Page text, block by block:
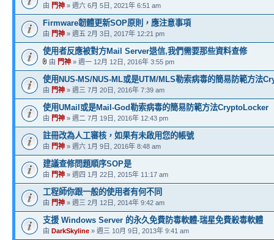
由 門神 » 週六 6月 5日, 2021年 6:51 am
Firmware韌體更新SOP原則，應注意事項
由 門神 » 週五 2月 3日, 2017年 12:21 pm
使用者反應被對方Mail Server退信,我們需要那些資料查修
由 門神 » 週一 12月 12日, 2016年 3:55 pm
使用NUS-MS/NUS-ML或是UTM/MLS勒索病毒的簡易防範方法
由 門神 » 週三 7月 20日, 2016年 7:39 am
使用UMail或是Mail-God勒索病毒的簡易防範方法CryptoLocker
由 門神 » 週二 7月 19日, 2016年 12:43 pm
註冊改為人工審核，如果有未啟用您的帳號
由 門神 » 週六 1月 9日, 2016年 8:48 am
建議查修問題順序SOP是
由 門神 » 週四 1月 22日, 2015年 11:17 am
工程師你跟一般的使用者有何不同
由 門神 » 週三 2月 12日, 2014年 9:42 am
支援 Windows Server 的永久免費防毒軟體-瑞星免費殺毒軟體
由 DarkSkyline » 週三 10月 9日, 2013年 9:41 am